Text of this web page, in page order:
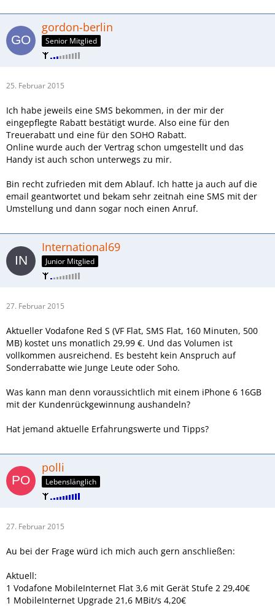
gordon-berlin
Senior Mitglied
25. Februar 2015
Ich habe jeweils eine SMS bekommen, in der mir der
eingepflegte Rabatt bestätigt wurde. Also eine für den
Treuerabatt und eine für den SOHO Rabatt.
Online wurde auch der Vertrag schon umgestellt und das
Handy ist auch schon unterwegs zu mir.
Bin recht zufrieden mit dem Ablauf. Ich hatte ja auch auf die
email geantwortet und bekam sehr zeitnah eine SMS mit der
Umstellung und dann sogar noch einen Anruf.
International69
Junior Mitglied
27. Februar 2015
Aktueller Vodafone Red S (VF Flat, SMS Flat, 160 Minuten, 500
MB) kostet uns monatlich 29,99 €. Und das Volumen ist
vollkommen ausreichend. Es besteht kein Anspruch auf
Sonderrabatte wie Junge Leute oder Soho.
Was kann man denn voraussichtlich mit einem iPhone 6 16GB
mit der Kundenrückgewinnung aushandeln?
Hat jemand aktuelle Erfahrungswerte und Tipps?
polli
Lebenslänglich
27. Februar 2015
Au bei der Frage würd ich mich auch gern anschließen:
Aktuell:
1 Vodafone MobileInternet Flat 3,6 mit Gerät Stufe 2 29,40€
1 MobileInternet Upgrade 21,6 MBit/s 4,20€